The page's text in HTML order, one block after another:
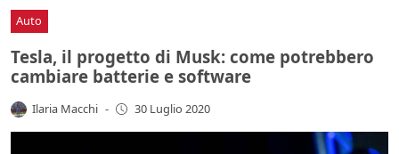
Auto
Tesla, il progetto di Musk: come potrebbero
cambiare batterie e software
Ilaria Macchi - 30 Luglio 2020